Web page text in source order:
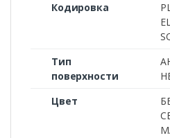
Кодировка
Тип
поверхности
Цвет